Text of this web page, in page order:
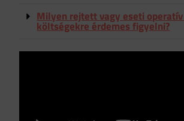
Milyen rejtett vagy eseti
költségekre érdemes figyelni?